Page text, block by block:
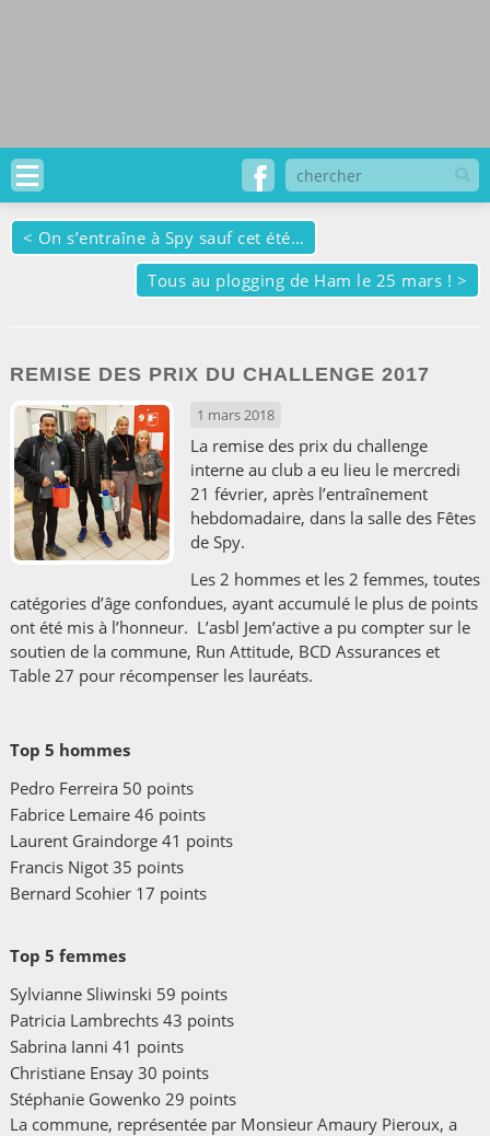
< On s’entraîne à Spy sauf cet été…
Tous au plogging de Ham le 25 mars ! >
REMISE DES PRIX DU CHALLENGE 2017
1 mars 2018
La remise des prix du challenge
interne au club a eu lieu le mercredi
21 février, après l’entraînement
hebdomadaire, dans la salle des Fêtes
de Spy.
Les 2 hommes et les 2 femmes, toutes
catégories d’âge confondues, ayant accumulé le plus de points
ont été mis à l’honneur. L’asbl Jem’active a pu compter sur le
soutien de la commune, Run Attitude, BCD Assurances et
Table 27 pour récompenser les lauréats.
Top 5 hommes
Pedro Ferreira 50 points
Fabrice Lemaire 46 points
Laurent Graindorge 41 points
Francis Nigot 35 points
Bernard Scohier 17 points
Top 5 femmes
Sylvianne Sliwinski 59 points
Patricia Lambrechts 43 points
Sabrina Ianni 41 points
Christiane Ensay 30 points
Stéphanie Gowenko 29 points
La commune, représentée par Monsieur Amaury Pieroux, a